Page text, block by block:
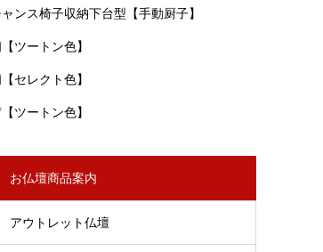
ンス椅子収納下台型【手動厨子】
ツートン色】
セレクト色】
ツートン色】
お仏壇商品案内
アウトレット仏壇